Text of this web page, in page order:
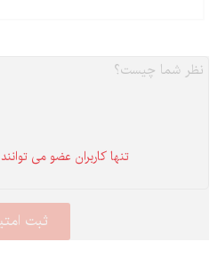
تنها كاربران عضو می توانند